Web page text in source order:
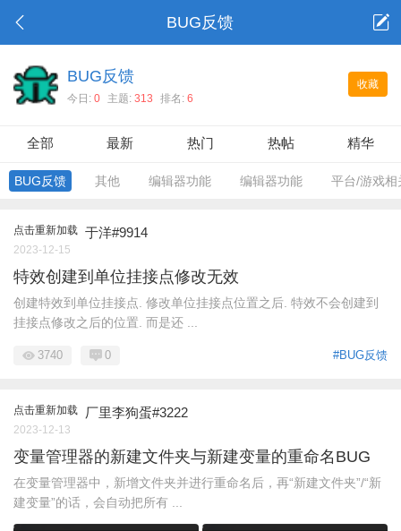
BUG反馈
收藏
BUG反馈
今日: 0 主题: 313 排名: 6
全部 最新 热门 热帖 精华
BUG反馈 其他 编辑器功能 编辑器功能 平台/游戏相
点击重新加载 于洋#9914
2023-12-15
特效创建到单位挂接点修改无效
创建特效到单位挂接点. 修改单位挂接点位置之后. 特效不会创建到
挂接点修改之后的位置. 而是还 ...
#BUG反馈
3740 0
点击重新加载 厂里李狗蛋#3222
2023-12-13
变量管理器的新建文件夹与新建变量的重命名BUG
在变量管理器中，新增文件夹并进行重命名后，再“新建文件夹”/“新
建变量”的话，会自动把所有 ...